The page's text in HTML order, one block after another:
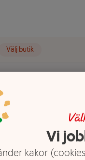
Välj butik
Velo
Vi
kakor